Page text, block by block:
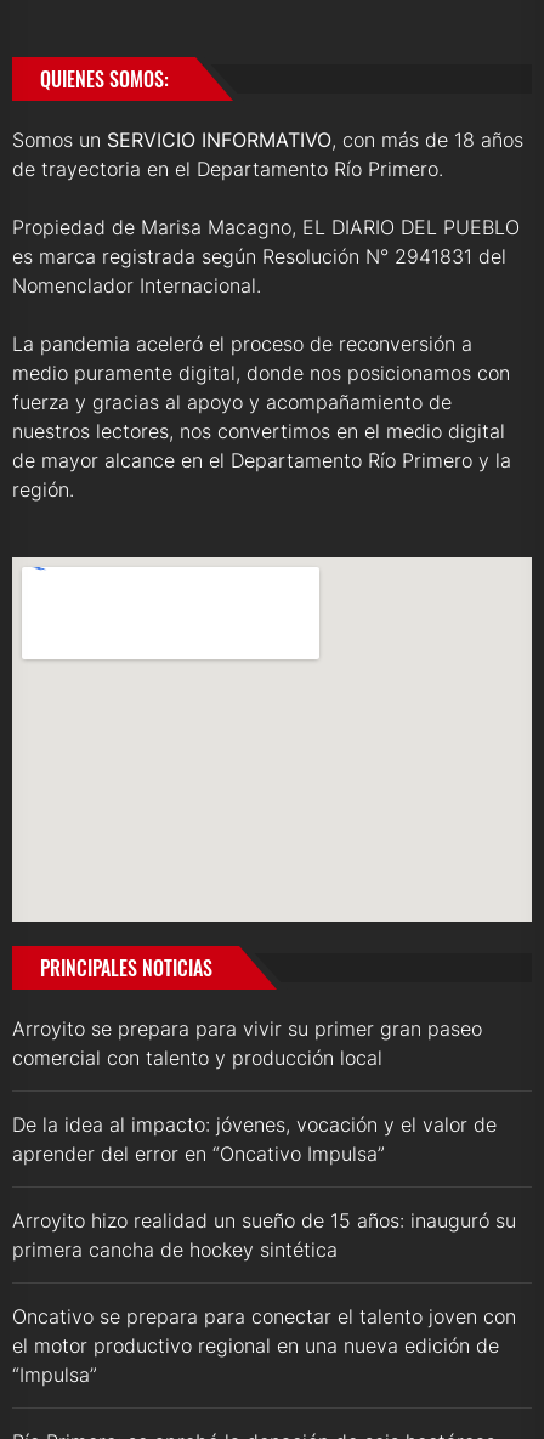
QUIENES SOMOS:
Somos un SERVICIO INFORMATIVO, con más de 18 años
de trayectoria en el Departamento Río Primero.
Propiedad de Marisa Macagno, EL DIARIO DEL PUEBLO
es marca registrada según Resolución N° 2941831 del
Nomenclador Internacional.
La pandemia aceleró el proceso de reconversión a
medio puramente digital, donde nos posicionamos con
fuerza y gracias al apoyo y acompañamiento de
nuestros lectores, nos convertimos en el medio digital
de mayor alcance en el Departamento Río Primero y la
región.
PRINCIPALES NOTICIAS
Arroyito se prepara para vivir su primer gran paseo
comercial con talento y producción local
De la idea al impacto: jóvenes, vocación y el valor de
aprender del error en “Oncativo Impulsa”
Arroyito hizo realidad un sueño de 15 años: inauguró su
primera cancha de hockey sintética
Oncativo se prepara para conectar el talento joven con
el motor productivo regional en una nueva edición de
“Impulsa”